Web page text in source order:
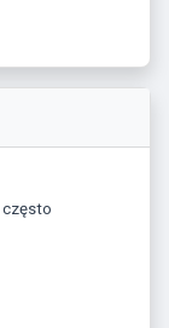
często